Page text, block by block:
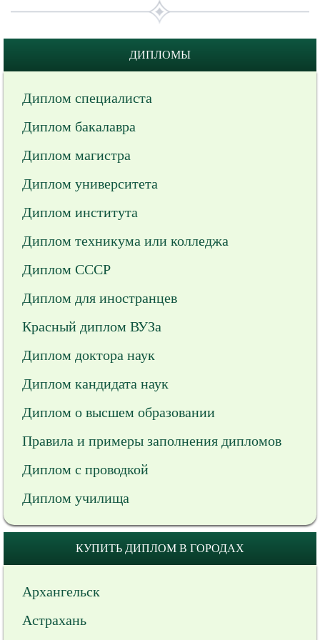
ДИПЛОМЫ
Диплом специалиста
Диплом бакалавра
Диплом магистра
Диплом университета
Диплом института
Диплом техникума или колледжа
Диплом СССР
Диплом для иностранцев
Красный диплом ВУЗа
Диплом доктора наук
Диплом кандидата наук
Диплом о высшем образовании
Правила и примеры заполнения дипломов
Диплом с проводкой
Диплом училища
КУПИТЬ ДИПЛОМ В ГОРОДАХ
Архангельск
Астрахань